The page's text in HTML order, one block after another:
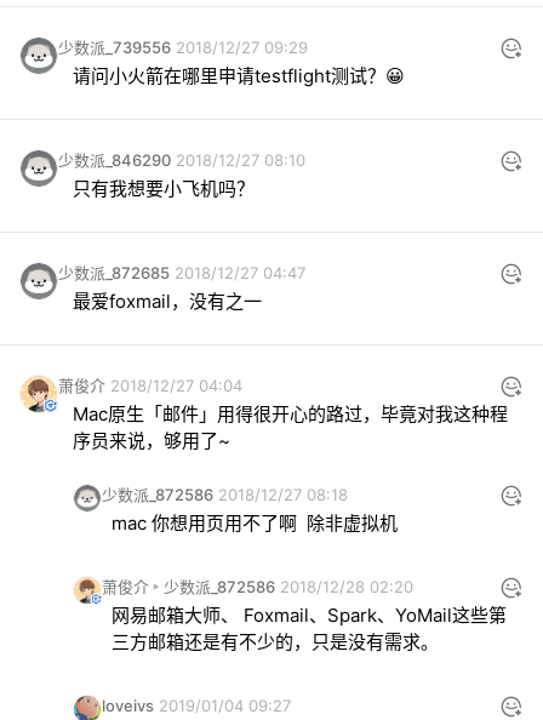
少数派_739556 2018/12/27 09:29
请问小火箭在哪里申请testflight测试？😀
少数派_846290 2018/12/27 08:10
只有我想要小飞机吗？
少数派_872685 2018/12/27 04:47
最爱foxmail，没有之一
萧俊介 2018/12/27 04:04
Mac原生「邮件」用得很开心的路过，毕竟对我这种程
序员来说，够用了~
少数派_872586 2018/12/27 08:18
mac 你想用页用不了啊  除非虚拟机
萧俊介 少数派_872586 2018/12/28 02:20
网易邮箱大师、 Foxmail、Spark、YoMail这些第
三方邮箱还是有不少的，只是没有需求。
loveivs 2019/01/04 09:27